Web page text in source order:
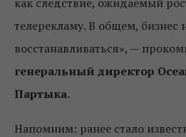
телерекламу. В общем, бизнес
восстанавливаться», —
генеральный директор
Партыка.
Напомним: ранее стало